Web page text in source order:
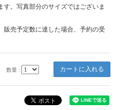
す。写真部分のサイズではございま
販売予定数に達した場合、予約の受
数量 :